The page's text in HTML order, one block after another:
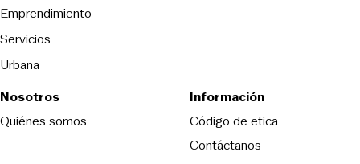
Emprendimiento
Servicios
Urbana
Nosotros
Quiénes somos
Información
Código de eticaOpens in new
Contáctanos